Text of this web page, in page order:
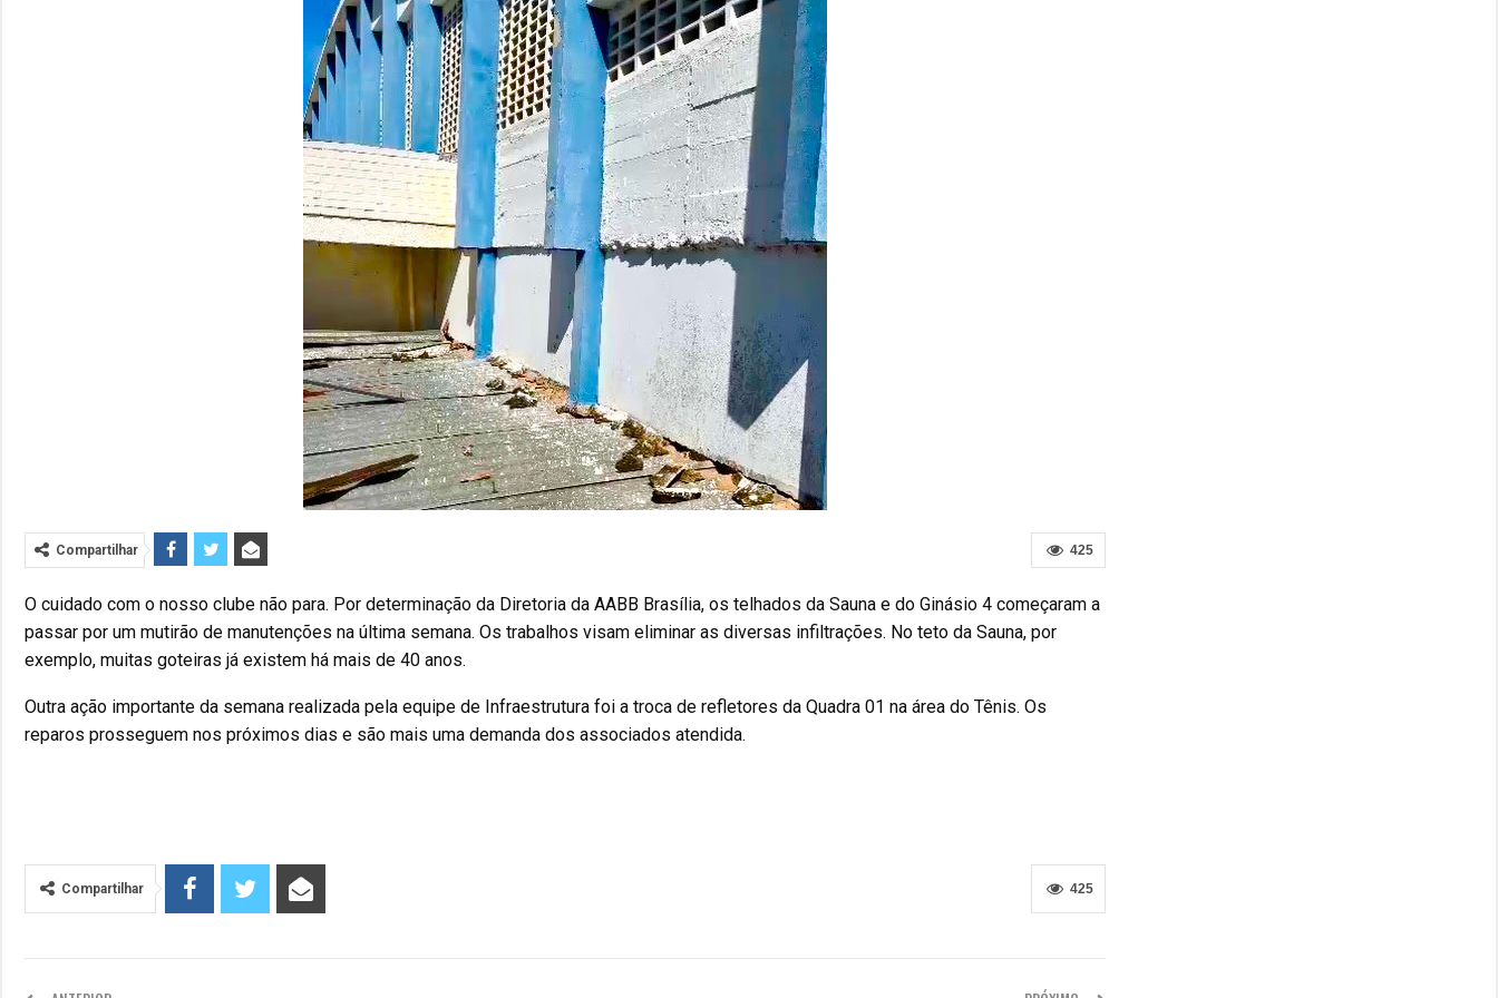
425
Compartilhar
O cuidado com o nosso clube não para. Por determinação da Diretoria da AABB Brasília, os telhados da Sauna e do Ginásio 4 começaram a
passar por um mutirão de manutenções na última semana. Os trabalhos visam eliminar as diversas infiltrações. No teto da Sauna, por
exemplo, muitas goteiras já existem há mais de 40 anos.
Outra ação importante da semana realizada pela equipe de Infraestrutura foi a troca de refletores da Quadra 01 na área do Tênis. Os
reparos prosseguem nos próximos dias e são mais uma demanda dos associados atendida.
425
Compartilhar